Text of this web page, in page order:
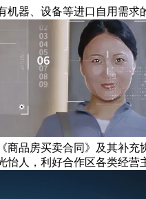
、设备等进口自用需求
商品房买卖合同》及其补
怡人，利好合作区各类经